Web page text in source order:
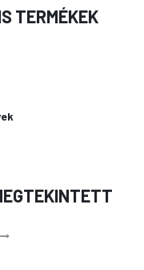
TERMÉKEK